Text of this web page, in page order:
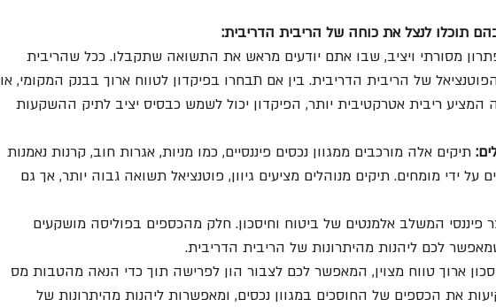
תוכלו לנצל את כוחה של הריבית הדריבית:
מסורתי ויציב, שבו אתם יודעים מראש את התשואה שתקבלו. ככל שהריבית
של הריבית הדריבית. בין אם תבחרו בפיקדון לטווח ארוך בבנק המקומי, או
המציע ריבית אטרקטיבית יותר, הפיקדון יכול לשמש כבסיס יציב לתיק ההשקעות
תיקים אלה מורכבים ממגוון נכסים פיננסיים, כמו מניות, אגרות חוב, קרנות נאמנות
על ידי מומחים. תיקים מנוהלים מציעים גיוון, פוטנציאל תשואה גבוה יותר, אך גם
פיננסי המשלב אלמנטים של ביטוח וחיסכון. חלק מהכספים בפוליסה מושקעים
לכם ליהנות מהיתרונות של הריבית הדריבית.
ארוך טווח מצוין, המאפשר לכם לצבור הון לפרישה תוך כדי הנאה מהטבות מס
את הכספים של החוסכים במגוון נכסים, ומאפשרות ליהנות מהיתרונות של